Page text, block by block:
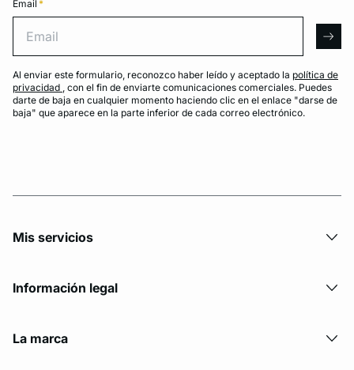
Email *
Al enviar este formulario, reconozco haber leído y aceptado la política de
privacidad , con el fin de enviarte comunicaciones comerciales. Puedes
darte de baja en cualquier momento haciendo clic en el enlace "darse de
baja" que aparece en la parte inferior de cada correo electrónico.
Mis servicios
Información legal
La marca